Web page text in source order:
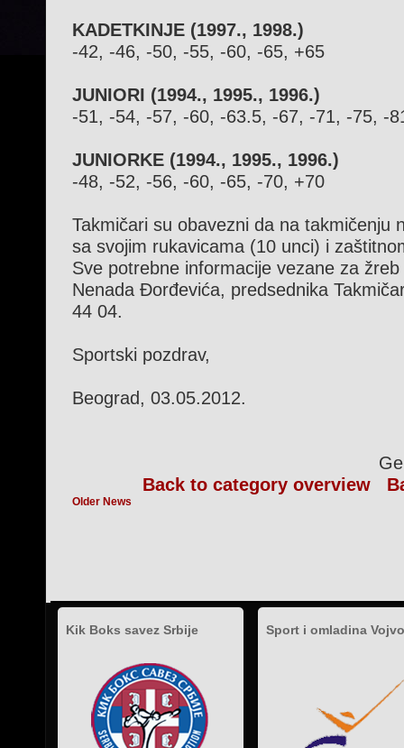
KADETKINJE (1997., 1998.)
-42, -46, -50, -55, -60, -65, +65
JUNIORI (1994., 1995., 1996.)
-51, -54, -57, -60, -63.5, -67, -71, -75, -
JUNIORKE (1994., 1995., 1996.)
-48, -52, -56, -60, -65, -70, +70
Takmičari su obavezni da na takmičenju
sa svojim rukavicama (10 unci) i
Sve potrebne informacije vezane za
Nenada Đorđevića, predsednika
44 04.
Sportski pozdrav,
Beograd, 03.05.2012.
Back to category overview
Older News
Kik Boks savez Srbije Sport i omladina